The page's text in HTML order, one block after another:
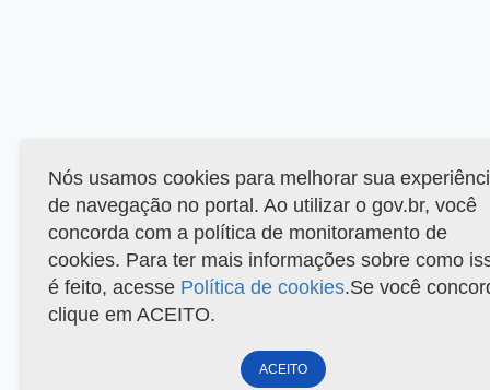
Nós usamos cookies para melhorar sua
de navegação no portal. Ao utilizar o gov.br, você
concorda com a política de monitoramento de
cookies. Para ter mais informações sobre como
é feito, acesse Política de cookies.Se você
clique em ACEITO.
ACEITO